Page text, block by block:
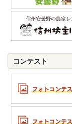
コンテスト